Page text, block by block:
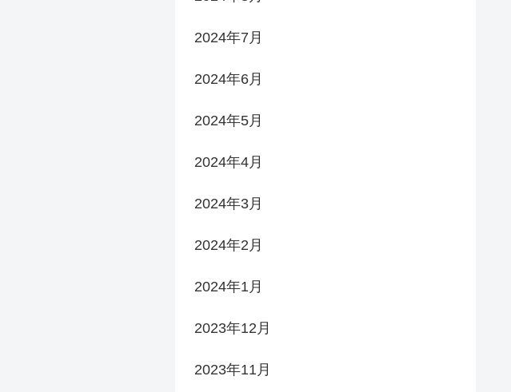
2024年7月
2024年6月
2024年5月
2024年4月
2024年3月
2024年2月
2024年1月
2023年12月
2023年11月